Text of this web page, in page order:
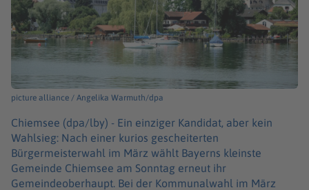
picture alliance / Angelika Warmuth/dpa
Chiemsee (dpa/lby) - Ein einziger Kandidat, aber kein
Wahlsieg: Nach einer kurios gescheiterten
Bürgermeisterwahl im März wählt Bayerns kleinste
Gemeinde Chiemsee am Sonntag erneut ihr
Gemeindeoberhaupt. Bei der Kommunalwahl im März